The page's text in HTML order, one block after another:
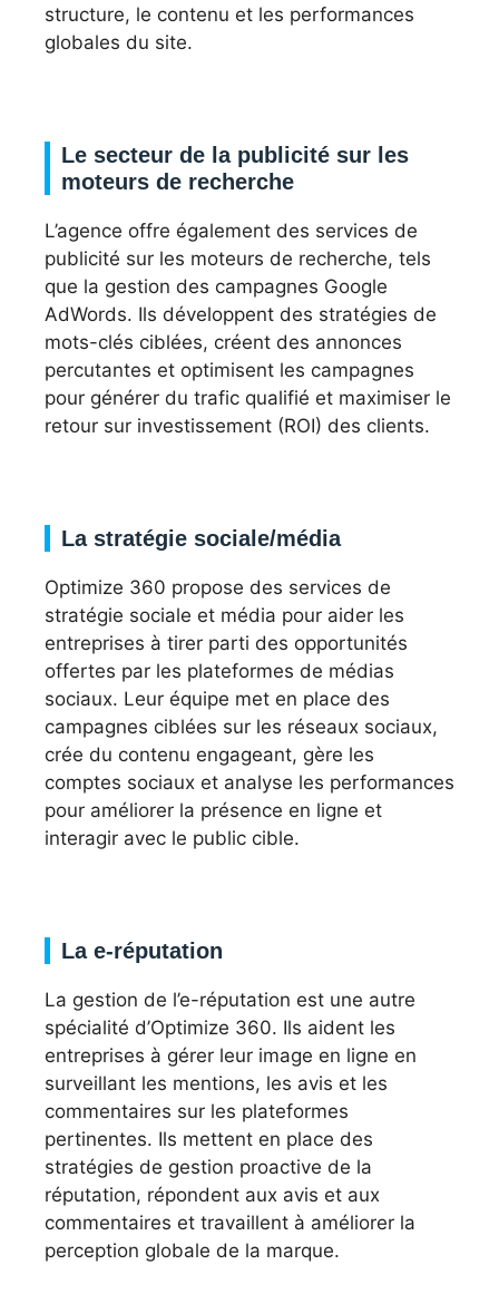
structure, le contenu et les performances
globales du site.
Le secteur de la publicité sur les
moteurs de recherche
L’agence offre également des services de
publicité sur les moteurs de recherche, tels
que la gestion des campagnes Google
AdWords. Ils développent des stratégies de
mots-clés ciblées, créent des annonces
percutantes et optimisent les campagnes
pour générer du trafic qualifié et maximiser le
retour sur investissement (ROI) des clients.
La stratégie sociale/média
Optimize 360 propose des services de
stratégie sociale et média pour aider les
entreprises à tirer parti des opportunités
offertes par les plateformes de médias
sociaux. Leur équipe met en place des
campagnes ciblées sur les réseaux sociaux,
crée du contenu engageant, gère les
comptes sociaux et analyse les performances
pour améliorer la présence en ligne et
interagir avec le public cible.
La e-réputation
La gestion de l’e-réputation est une autre
spécialité d’Optimize 360. Ils aident les
entreprises à gérer leur image en ligne en
surveillant les mentions, les avis et les
commentaires sur les plateformes
pertinentes. Ils mettent en place des
stratégies de gestion proactive de la
réputation, répondent aux avis et aux
commentaires et travaillent à améliorer la
perception globale de la marque.